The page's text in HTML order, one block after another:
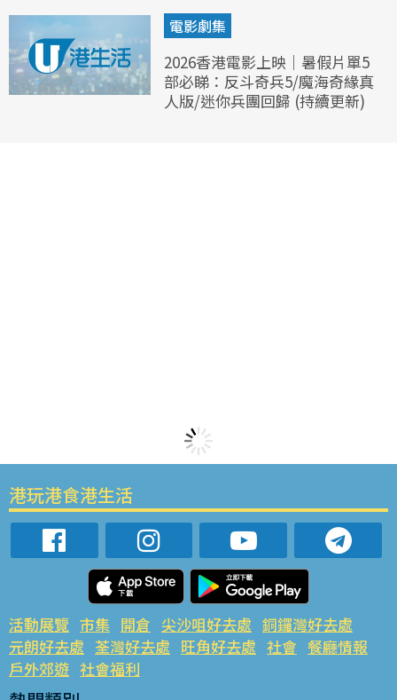
電影劇集
2026香港電影上映｜暑假片單5
部必睇：反斗奇兵5/魔海奇緣真
人版/迷你兵團回歸 (持續更新)
港玩港食港生活
活動展覽 市集 開倉 尖沙咀好去處 銅鑼灣好去處
元朗好去處 荃灣好去處 旺角好去處 社會 餐廳情報
戶外郊遊 社會福利